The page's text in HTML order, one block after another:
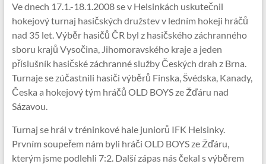
Ve dnech 17.1.-18.1.2008 se v Helsinkách uskutečnil
hokejový turnaj hasičských družstev v ledním hokeji hráčů
nad 35 let. Výběr hasičů ČR byl z hasičského záchranného
sboru krajů Vysočina, Jihomoravského kraje a jeden
příslušník hasičské záchranné služby Českých drah z Brna.
Turnaje se zúčastnili hasiči výběrů Finska, Švédska, Kanady,
Česka a hokejový tým hráčů OLD BOYS ze Žďáru nad
Sázavou.
Turnaj se hrál v tréninkové hale juniorů IFK Helsinky.
Prvním soupeřem nám byli hráči OLD BOYS ze Žďáru,
kterým jsme podlehli 7:2. Další zápas nás čekal s výběrem